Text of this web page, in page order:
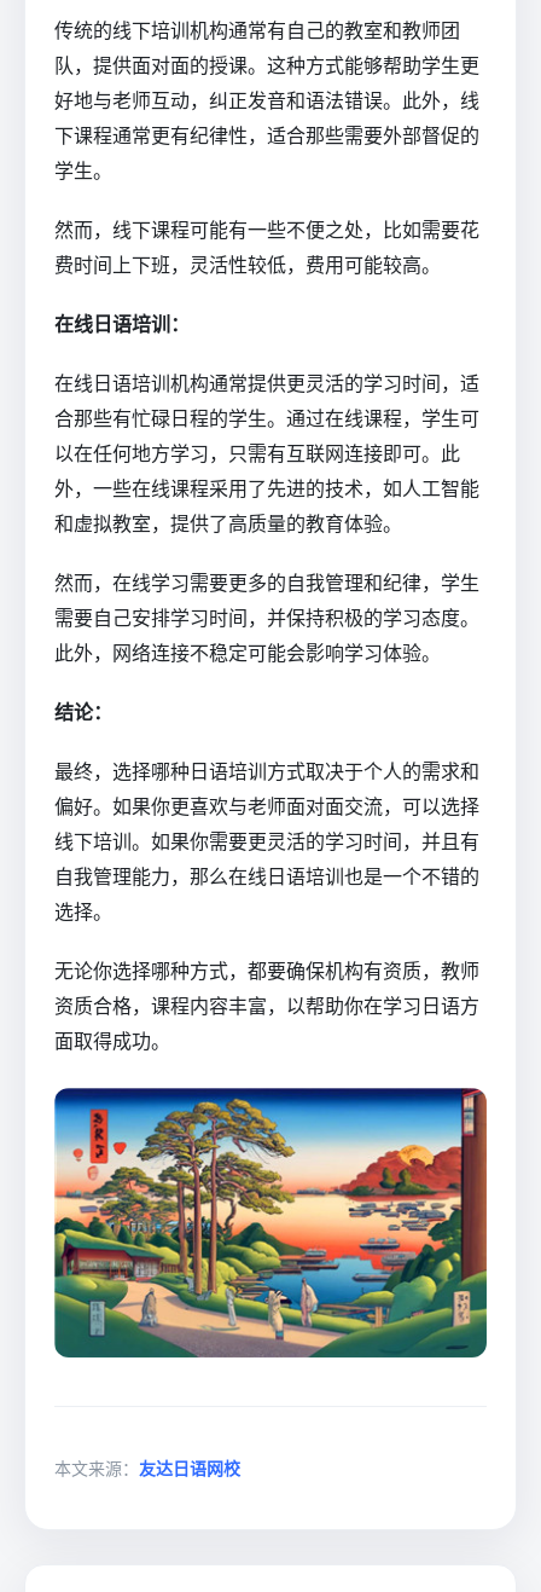
传统的线下培训机构通常有自己的教室和教师团
队，提供面对面的授课。这种方式能够帮助学生更
好地与老师互动，纠正发音和语法错误。此外，线
下课程通常更有纪律性，适合那些需要外部督促的
学生。
然而，线下课程可能有一些不便之处，比如需要花
费时间上下班，灵活性较低，费用可能较高。
在线日语培训：
在线日语培训机构通常提供更灵活的学习时间，适
合那些有忙碌日程的学生。通过在线课程，学生可
以在任何地方学习，只需有互联网连接即可。此
外，一些在线课程采用了先进的技术，如人工智能
和虚拟教室，提供了高质量的教育体验。
然而，在线学习需要更多的自我管理和纪律，学生
需要自己安排学习时间，并保持积极的学习态度。
此外，网络连接不稳定可能会影响学习体验。
结论：
最终，选择哪种日语培训方式取决于个人的需求和
偏好。如果你更喜欢与老师面对面交流，可以选择
线下培训。如果你需要更灵活的学习时间，并且有
自我管理能力，那么在线日语培训也是一个不错的
选择。
无论你选择哪种方式，都要确保机构有资质，教师
资质合格，课程内容丰富，以帮助你在学习日语方
面取得成功。
本文来源： 友达日语网校